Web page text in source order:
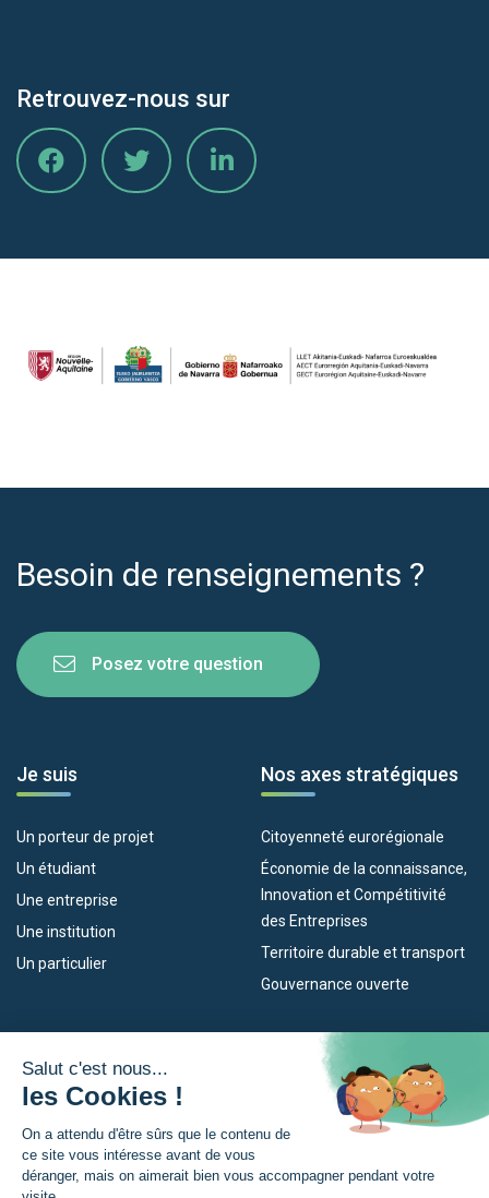
Retrouvez-nous sur
Besoin de renseignements ?
Posez votre question
Je suis
Un porteur de projet
Un étudiant
Une entreprise
Une institution
Un particulier
Nos axes stratégiques
Citoyenneté eurorégionale
Économie de la connaissance,
Innovation et Compétitivité
des Entreprises
Territoire durable et transport
Gouvernance ouverte
Empleo
Eskola Futura
Forma NAEN
L’Eurorégion
Qu’est-ce que l’Eurorégion ?
Actualités
Espace presse